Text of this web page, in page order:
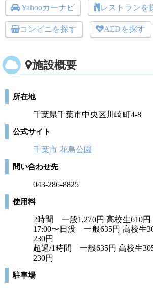
Yahooカーナビ レストランを
コンビニを探す AEDを探す
施設概要
所在地
千葉県千葉市中央区川崎町4-8
公式サイト
千葉市 花島公園
問い合わせ先
043-286-8825
使用料
2時間 一般1,270円 高校生610円
17:00〜日没 一般635円 高校生
230円
超過/1時間 一般635円 高校生
230円
駐車場